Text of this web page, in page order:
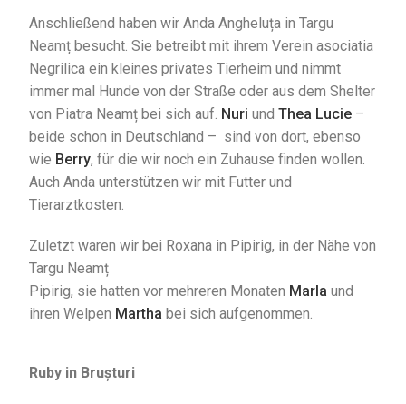
Anschließend haben wir Anda Angheluța in Targu
Neamț besucht. Sie betreibt mit ihrem Verein asociatia
Negrilica ein kleines privates Tierheim und nimmt
immer mal Hunde von der Straße oder aus dem Shelter
von Piatra Neamț bei sich auf. Nuri undThea Lucie –
beide schon in Deutschland – sind von dort, ebenso
wie Berry, für die wir noch ein Zuhause finden wollen.
Auch Anda unterstützen wir mit Futter und
Tierarztkosten.
Zuletzt waren wir bei Roxana in Pipirig, in der Nähe von
Targu Neamț
Pipirig, sie hatten vor mehreren Monaten Marla und
ihren Welpen Martha bei sich aufgenommen.
Ruby in Brușturi